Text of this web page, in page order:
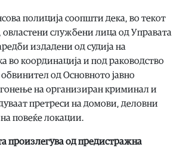
полиција соопшти дека, во текот
службени лица од Управата
издадени од судија на
во координација и под раководство
од Основното јавно
на организиран криминал и
претреси на домови, деловни
повеќе локации.
произлегува од предистражна